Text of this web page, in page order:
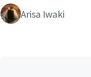
Arisa Iwaki